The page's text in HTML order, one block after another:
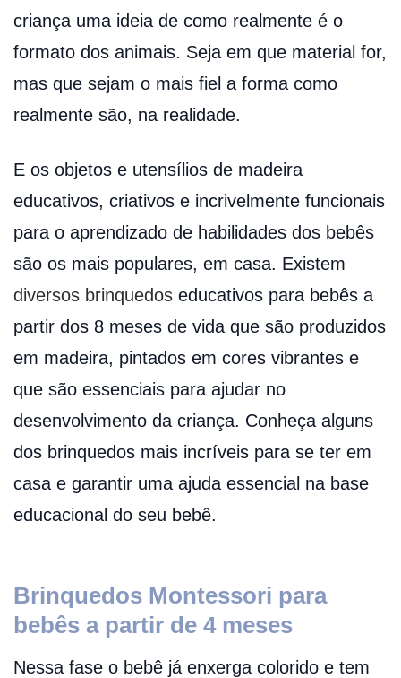
criança uma ideia de como realmente é o
formato dos animais. Seja em que material for,
mas que sejam o mais fiel a forma como
realmente são, na realidade.
E os objetos e utensílios de madeira
educativos, criativos e incrivelmente funcionais
para o aprendizado de habilidades dos bebês
são os mais populares, em casa. Existem
diversos brinquedos educativos para bebês a
partir dos 8 meses de vida que são produzidos
em madeira, pintados em cores vibrantes e
que são essenciais para ajudar no
desenvolvimento da criança. Conheça alguns
dos brinquedos mais incríveis para se ter em
casa e garantir uma ajuda essencial na base
educacional do seu bebê.
Brinquedos Montessori para
bebês a partir de 4 meses
Nessa fase o bebê já enxerga colorido e tem